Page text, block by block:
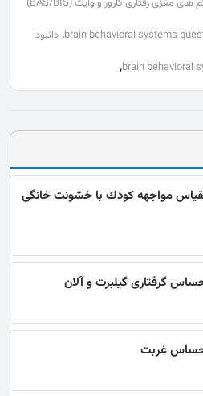
brain behavioral systems
, دانلود
,
مواجهه كودك با خشونت خانگی
گرفتاری گیلبرت و آلان
غربت